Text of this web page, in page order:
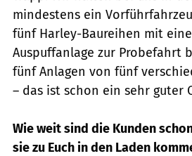
mindestens ein
fünf Harley-Baureihen mit
Auspuffanlage zur Probefahrt
fünf Anlagen von fünf
– das ist schon ein sehr guter
Wie weit sind die Kunden
sie zu Euch in den Laden